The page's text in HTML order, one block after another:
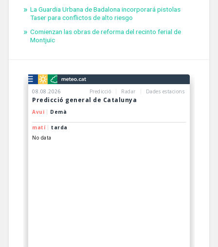
La Guardia Urbana de Badalona incorporará pistolas
Taser para conflictos de alto riesgo
Comienzan las obras de reforma del recinto ferial de
Montjuïc